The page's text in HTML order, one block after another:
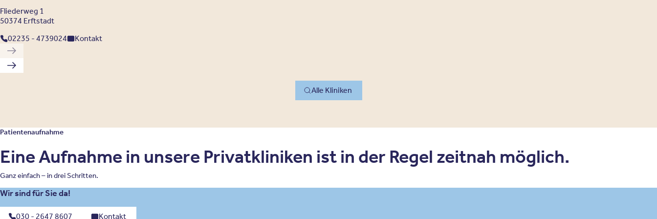
Fliederweg 1
50374 Erftstadt
02235 - 4739024
Kontakt
Vorherige Klinik
Nächste Klinik
Alle Kliniken
Patientenaufnahme
Eine Aufnahme in unsere Privatkliniken ist in der Regel zeitnah möglich.
Ganz einfach – in drei Schritten.
Wir sind für Sie da!
030 - 2647 8607 Kontakt